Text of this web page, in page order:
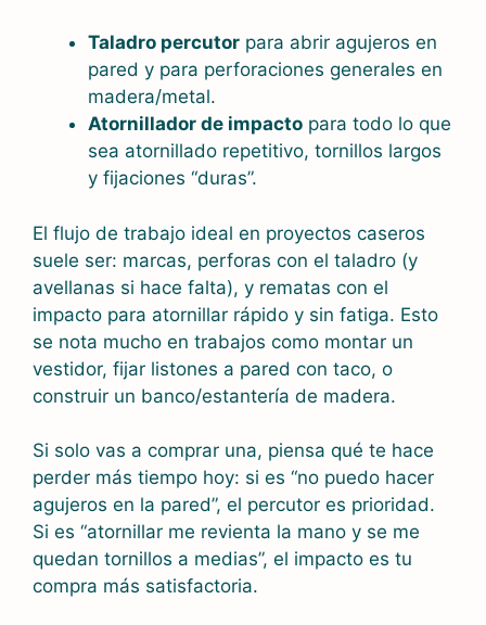
Taladro percutor para abrir agujeros en
pared y para perforaciones generales en
madera/metal.
Atornillador de impacto para todo lo que
sea atornillado repetitivo, tornillos largos
y fijaciones “duras”.
El flujo de trabajo ideal en proyectos caseros
suele ser: marcas, perforas con el taladro (y
avellanas si hace falta), y rematas con el
impacto para atornillar rápido y sin fatiga. Esto
se nota mucho en trabajos como montar un
vestidor, fijar listones a pared con taco, o
construir un banco/estantería de madera.
Si solo vas a comprar una, piensa qué te hace
perder más tiempo hoy: si es “no puedo hacer
agujeros en la pared”, el percutor es prioridad.
Si es “atornillar me revienta la mano y se me
quedan tornillos a medias”, el impacto es tu
compra más satisfactoria.